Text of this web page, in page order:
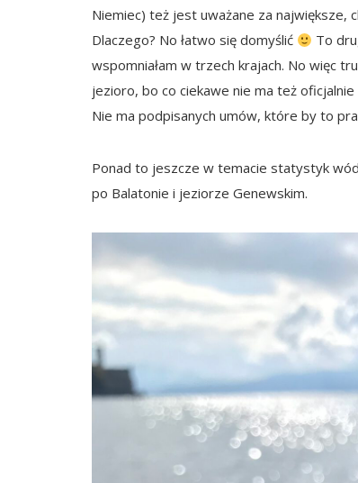
Niemiec) też jest uważane za największe,
Dlaczego? No łatwo się domyślić
To
wspomniałam w trzech krajach. No więc
jezioro, bo co ciekawe nie ma też
Nie ma podpisanych umów, które by to
Ponad to jeszcze w temacie statystyk
po Balatonie i jeziorze Genewskim.